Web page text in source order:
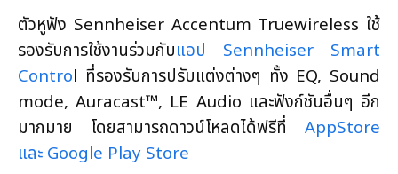
ตัวหูฟัง Sennheiser Accentum Truewireless ใช้
รองรับการใช้งานร่วมกับแอป Sennheiser Smart
Control ที่รองรับการปรับแต่งต่างๆ ทั้ง EQ, Sound
mode, Auracast™, LE Audio และฟังก์ชันอื่นๆ อีก
มากมาย โดยสามารถดาวน์โหลดได้ฟรีที่ AppStore
และ Google Play Store